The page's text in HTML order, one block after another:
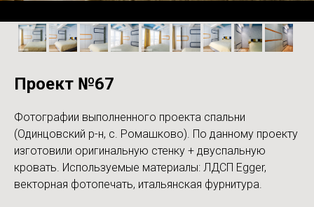
Проект №67
Фотографии выполненного проекта спальни
(Одинцовский р-н, с. Ромашково). По данному проекту
изготовили оригинальную стенку + двуспальную
кровать. Используемые материалы: ЛДСП Egger,
векторная фотопечать, итальянская фурнитура.